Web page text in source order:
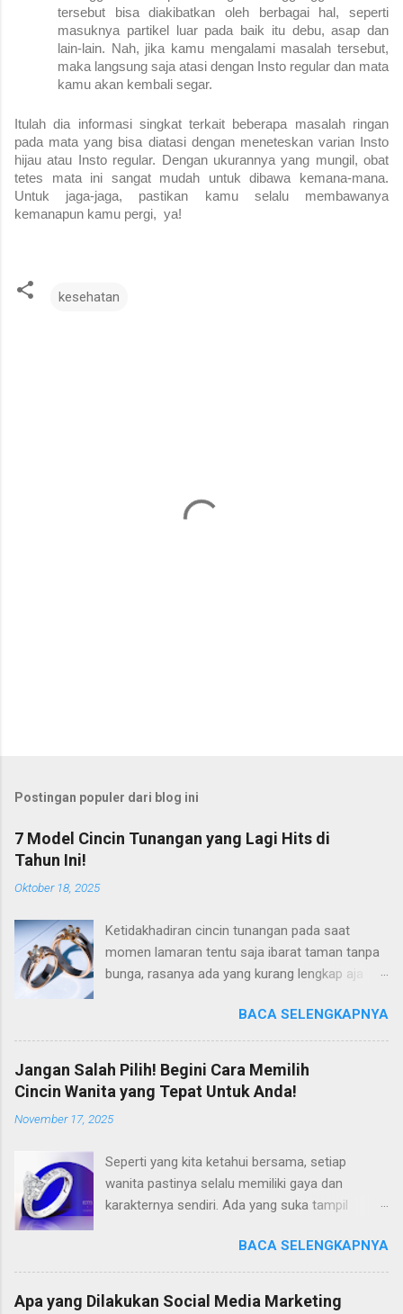
tersebut bisa diakibatkan oleh berbagai hal, seperti
masuknya partikel luar pada baik itu debu, asap dan
lain-lain. Nah, jika kamu mengalami masalah tersebut,
maka langsung saja atasi dengan Insto regular dan mata
kamu akan kembali segar.
Itulah dia informasi singkat terkait beberapa masalah ringan
pada mata yang bisa diatasi dengan meneteskan varian Insto
hijau atau Insto regular. Dengan ukurannya yang mungil, obat
tetes mata ini sangat mudah untuk dibawa kemana-mana.
Untuk jaga-jaga, pastikan kamu selalu membawanya
kemanapun kamu pergi, ya!
kesehatan
Postingan populer dari blog ini
7 Model Cincin Tunangan yang Lagi Hits di
Tahun Ini!
Oktober 18, 2025
Ketidakhadiran cincin tunangan pada saat
momen lamaran tentu saja ibarat taman tanpa
bunga, rasanya ada yang kurang lengkap aja
lamaran ini semakin berkembang, dan hadir
dalam varian harga yang lebih terjangkau. Jadi
tidak ada alasan lagi untuk Anda tidak mengisi
momen lamaran Anda dengan cincin lamaran
yang tepat. Kalaupun Anda sedang mencari
inspirasi mengenai cincin tunangan yang tepat,
Sebab pada kesempatan kali ini, kami akan
merekomendasikan beberapa model cincin
lamaran yang lagi hits, dan semoga saja ada
disimak saja pembahasannya, di bawah ini!
Model Cincin Tunangan yang Lagi Hits di Tahun
2025 Langsung saja, berikut setidaknya ada 7
BACA SELENGKAPNYA
Jangan Salah Pilih! Begini Cara Memilih
Cincin Wanita yang Tepat Untuk Anda!
November 17, 2025
Seperti yang kita ketahui bersama, setiap
wanita pastinya selalu memiliki gaya dan
karakternya sendiri. Ada yang suka tampil
memancarkan kemewahan. Apapun gayanya,
menemukan cincin wanita yang tepat, tentu
saja dapat menjadi permulaan untuk tampil lebih
BACA SELENGKAPNYA
Apa yang Dilakukan Social Media Marketing